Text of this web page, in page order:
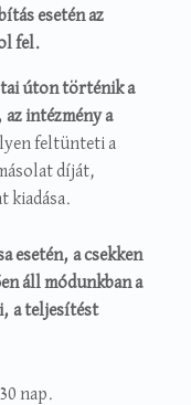
esetén az
fel.
úton történik a
intézmény a
feltünteti a
díját,
kiadása.
esetén, a csekken
áll módunkban a
a teljesítést
nap.